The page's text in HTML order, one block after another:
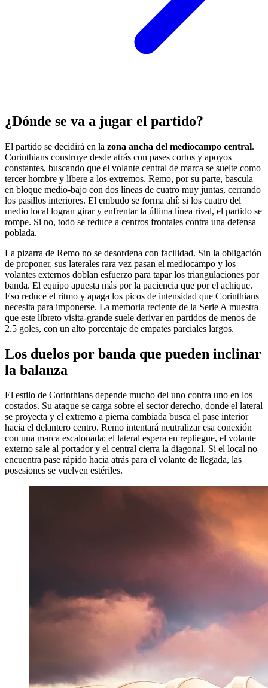
¿Dónde se va a jugar el partido?
El partido se decidirá en la zona ancha del mediocampo central.
Corinthians construye desde atrás con pases cortos y apoyos
constantes, buscando que el volante central de marca se suelte como
tercer hombre y libere a los extremos. Remo, por su parte, bascula
en bloque medio-bajo con dos líneas de cuatro muy juntas, cerrando
los pasillos interiores. El embudo se forma ahí: si los cuatro del
medio local logran girar y enfrentar la última línea rival, el partido se
rompe. Si no, todo se reduce a centros frontales contra una defensa
poblada.
La pizarra de Remo no se desordena con facilidad. Sin la obligación
de proponer, sus laterales rara vez pasan el mediocampo y los
volantes externos doblan esfuerzo para tapar los triangulaciones por
banda. El equipo apuesta más por la paciencia que por el achique.
Eso reduce el ritmo y apaga los picos de intensidad que Corinthians
necesita para imponerse. La memoria reciente de la Serie A muestra
que este libreto visita-grande suele derivar en partidos de menos de
2.5 goles, con un alto porcentaje de empates parciales largos.
Los duelos por banda que pueden inclinar
la balanza
El estilo de Corinthians depende mucho del uno contra uno en los
costados. Su ataque se carga sobre el sector derecho, donde el lateral
se proyecta y el extremo a pierna cambiada busca el pase interior
hacia el delantero centro. Remo intentará neutralizar esa conexión
con una marca escalonada: el lateral espera en repliegue, el volante
externo sale al portador y el central cierra la diagonal. Si el local no
encuentra pase rápido hacia atrás para el volante de llegada, las
posesiones se vuelven estériles.